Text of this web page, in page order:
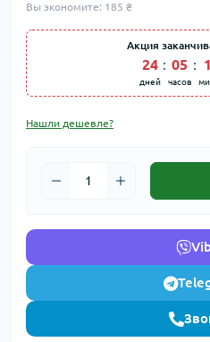
Вы экономите: 185 ₴
Акция
24
дней
05
часов
Нашли дешевле?